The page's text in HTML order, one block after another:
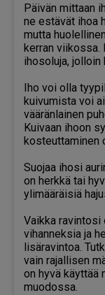
Päivän mittaan
ne estävät ihoa
mutta
kerran viikossa.
ihosoluja,
Iho voi olla
kuivumista voi
vääränlainen
Kuivaan ihoon
kosteuttaminen
Suojaa ihosi
on herkkä tai
ylimääräisiä
Vaikka
vihanneksia ja
lisäravintoa.
vain rajallisen
on hyvä
muodossa.